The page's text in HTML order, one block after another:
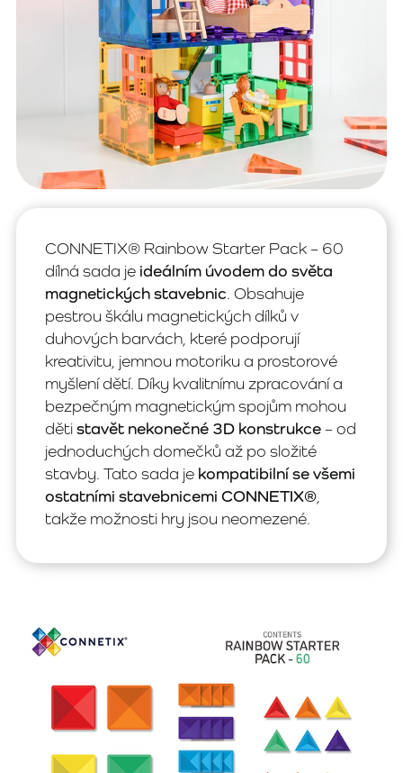
CONNETIX® Rainbow Starter Pack – 60
dílná sada je ideálním úvodem do světa
magnetických stavebnic. Obsahuje
pestrou škálu magnetických dílků v
duhových barvách, které podporují
kreativitu, jemnou motoriku a prostorové
myšlení dětí. Díky kvalitnímu zpracování a
bezpečným magnetickým spojům mohou
dětistavět nekonečné 3D konstrukce– od
jednoduchých domečků až po složité
stavby. Tato sada je kompatibilní se všemi
ostatními stavebnicemi CONNETIX®
takže možnosti hry jsou neomezené.